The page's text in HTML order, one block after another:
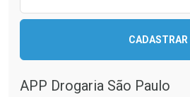
CADASTRAR
APP Drogaria São Paulo